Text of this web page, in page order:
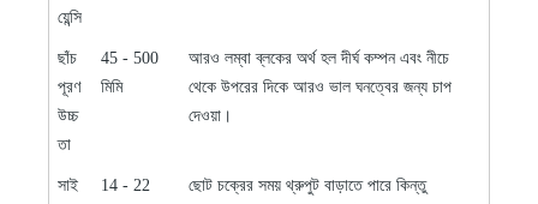
য়েন্সি
ছাঁচ
পূরণ
উচ্চ
তা
45 - 500
মিমি
আরও লম্বা ব্লকের অর্থ হল দীর্ঘ কম্পন এবং নীচে
থেকে উপরের দিকে আরও ভাল ঘনত্বের জন্য চাপ
দেওয়া।
সাই
14 - 22
ছোট চক্রের সময় থ্রুপুট বাড়াতে পারে কিন্তু